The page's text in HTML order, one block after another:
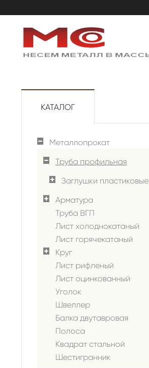
КАТАЛОГ
Металлопрокат
Труба профильная
Заглушки пластиковые
Арматура
Труба ВГП
Лист холоднокатаный
Лист горячекатаный
Круг
Лист рифленый
Лист оцинкованный
Уголок
Швеллер
Балка двутавровая
Полоса
Квадрат стальной
Шестигранник